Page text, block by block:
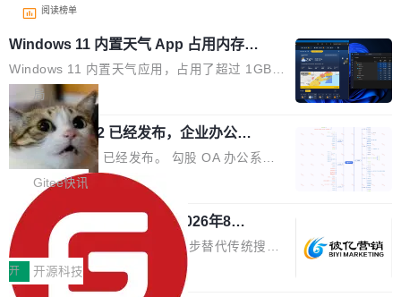
阅读榜单
Windows 11 内置天气 App 占用内存超
过 1GB
Windows 11 内置天气应用，占用了超过 1GB
内存。 Notebookcheck 的测试发现这个数字
时，反复确认了多次。不是 100MB，不是 500
MB，是 1 个 G。一个显示天气的应用。 Windo
ws 内置应用臃肿早就是老话题了，但一款天气
应用占用内存就超过 1G 还是过于离谱——问题
出在 WebView2。微软的天气 App 本质上是一
个嵌在 Edge WebView 里的网页。它不是一个
「应用」，它是一个运行在浏览器引擎里的网
页，外面套了一层 Windows 的壳。 WebView2
本身就是个内存大户。它加载了完整的 Edge 渲
局
勾股 OA v6.0.2 已经发布，企业办公系
统勾股 OA v6.0.2 已经发布。 勾股 OA 办公系统
是一款简单实用的开源的企业办公系统。系统集
成了系统设置、附件管理、人事管理、行政管
理、消息管理、资产管理、企业公告、知识网
盘、审批流程设置、办公审批、工作计划、工作
汇报、工作日志、日常办公、财务管理、客户管
理、合同管理、项目管理、任务管理等功能模
Gitee快讯
942亿赛道如何选对伙伴？2026年8月G
EO公司推荐
当DeepSeek、豆包等大模型逐步替代传统搜索
成为用户获取信息的主要入口,品牌竞争的逻辑变
了:不再是争抢关键词排名,而是想办法进入AI脱
开 开源科技